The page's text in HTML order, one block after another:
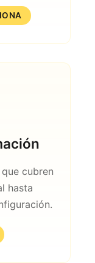
cubren
hasta